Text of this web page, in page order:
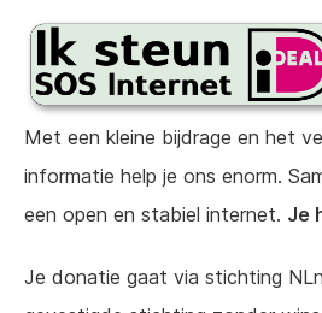
Met een kleine bijdrage en het
informatie help je ons enorm.
een open en stabiel internet. Je
Je donatie gaat via stichting